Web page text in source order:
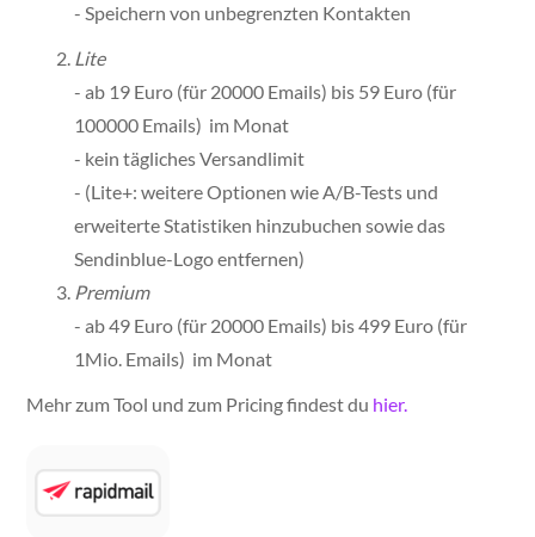
- Speichern von unbegrenzten Kontakten
Lite
- ab 19 Euro (für 20000 Emails) bis 59 Euro (für
100000 Emails) im Monat
- kein tägliches Versandlimit
- (Lite+: weitere Optionen wie A/B-Tests und
erweiterte Statistiken hinzubuchen sowie das
Sendinblue-Logo entfernen)
Premium
- ab 49 Euro (für 20000 Emails) bis 499 Euro (für
1Mio. Emails) im Monat
Mehr zum Tool und zum Pricing findest du hier.